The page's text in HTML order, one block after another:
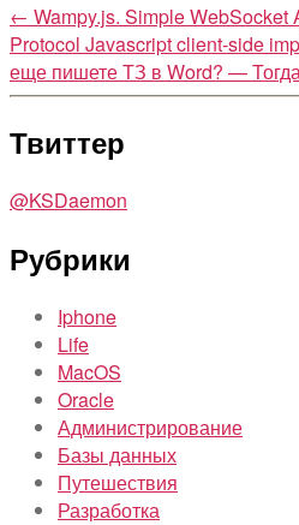
← Wampy.js. Simple WebSocket
Protocol Javascript client-side
еще пишете ТЗ в Word? —
Твиттер
@KSDaemon
Рубрики
Iphone
Life
MacOS
Oracle
Администрирование
Базы данных
Путешествия
Разработка